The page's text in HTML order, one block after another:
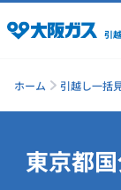
引
引越しの準
ホーム
引越し一括
東京都